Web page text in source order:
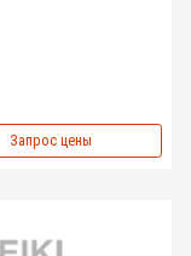
Запрос цены